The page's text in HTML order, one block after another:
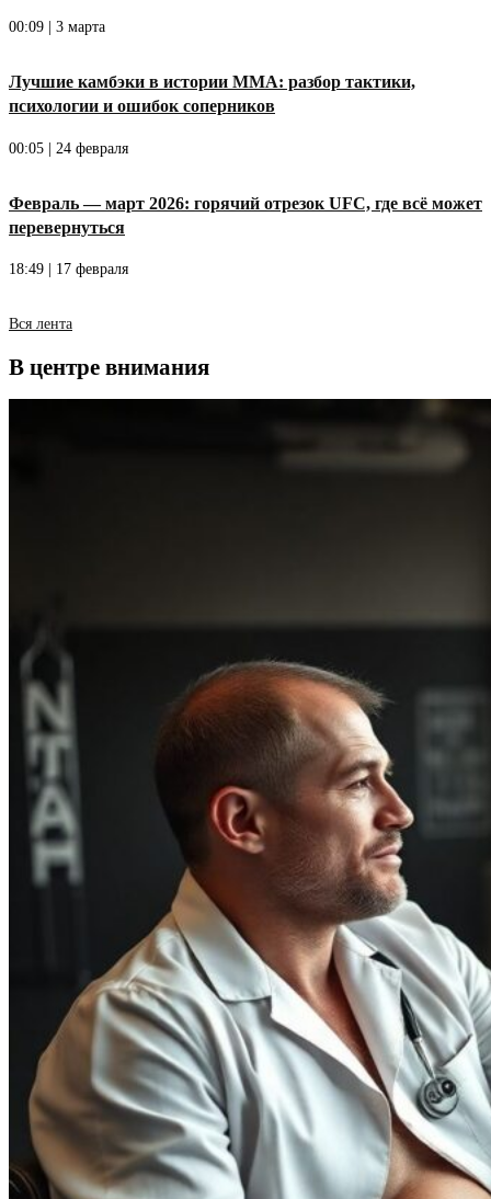
00:09 | 3 марта
Лучшие камбэки в истории ММА: разбор тактики,
психологии и ошибок соперников
00:05 | 24 февраля
Февраль — март 2026: горячий отрезок UFC, где всё может
перевернуться
18:49 | 17 февраля
Вся лента
В центре внимания